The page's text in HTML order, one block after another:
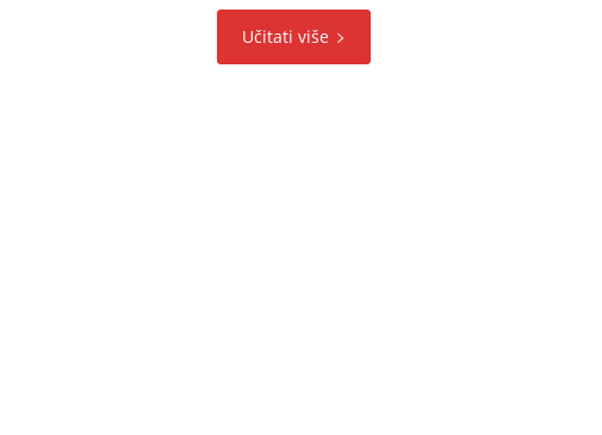
Učitati više